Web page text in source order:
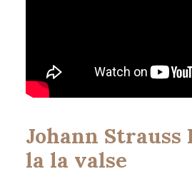
Johann Strauss
la la valse